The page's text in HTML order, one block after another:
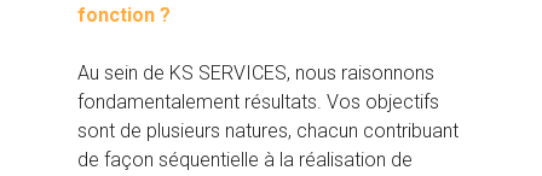
fonction ?
Au sein de KS SERVICES, nous raisonnons
fondamentalement résultats. Vos objectifs
sont de plusieurs natures, chacun contribuant
de façon séquentielle à la réalisation de